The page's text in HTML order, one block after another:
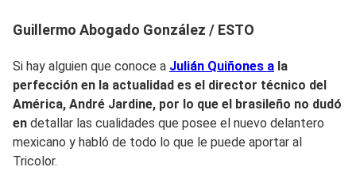
Guillermo Abogado González / ESTO
Si hay alguien que conoce a Julián Quiñones a la
perfección en la actualidad es el director técnico del
América, André Jardine, por lo que el brasileño no dudó
en detallar las cualidades que posee el nuevo delantero
mexicano y habló de todo lo que le puede aportar al
Tricolor.